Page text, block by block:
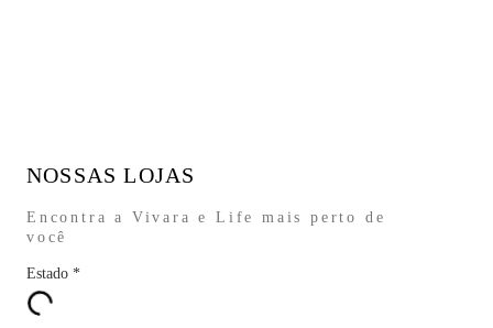
NOSSAS LOJAS
Encontra a Vivara e Life mais perto de
você
Estado *